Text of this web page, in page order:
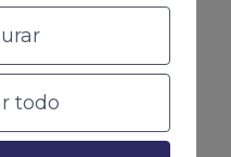
todo